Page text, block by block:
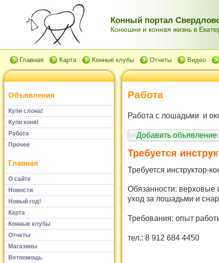
Конный портал
Конюшни и конная жизнь в
Главная Карта Конные клубы Отчеты Видео
Объявления
Купи слона!
Купи коня!
Работа
Прочее
Главная
О сайте
Новости
Новый год!
Карта
Конные клубы
Отчеты
Магазины
Ветпомощь
Работа
Работа с лошадьми и
Добавить объявление
Требуется
Требуется инструктор-
Обязанности: верховые
уход за лошадьми и
Требования: опыт
тел.: 8 912 684 4450